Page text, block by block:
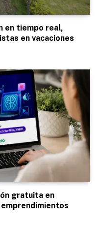
en tiempo real,
en vacaciones
gratuita en